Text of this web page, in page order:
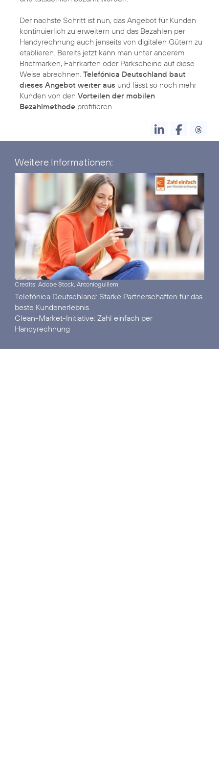
Der nächste Schritt ist nun, das Angebot für Kunden
kontinuierlich zu erweitern und das Bezahlen per
Handyrechnung auch jenseits von digitalen Gütern zu
etablieren. Bereits jetzt kann man unter anderem
Briefmarken, Fahrkarten oder Parkscheine auf diese
Weise abrechnen. Telefónica Deutschland baut
dieses Angebot weiter aus und lässt so noch mehr
Kunden von den Vorteilen der mobilen
Bezahlmethode profitieren.
Weitere Informationen:
Credits: Adobe Stock, Antonioguillem
Telefónica Deutschland: Starke Partnerschaften für das
beste Kundenerlebnis
Clean-Market-Initiative: Zahl einfach per
Handyrechnung